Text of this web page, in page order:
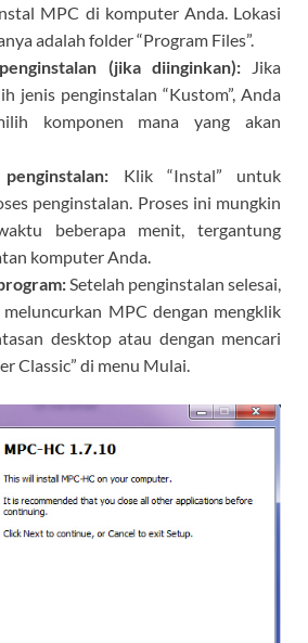
MPC di komputer Anda. Lokasi
adalah folder “Program Files”.
(jika diinginkan):Jika
jenis penginstalan “Kustom”, Anda
komponen mana yang akan
Klik “Instal” untuk
penginstalan. Proses ini mungkin
beberapa menit, tergantung
komputer Anda.
Setelah penginstalan selesai,
MPC dengan mengklik
desktop atau dengan mencari
Classic” di menu Mulai.